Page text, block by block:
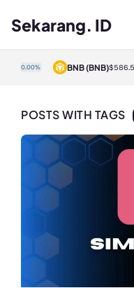
Sekarang. ID
▲0.00% BNB(BNB)$586.57
POSTS WITH TAGS